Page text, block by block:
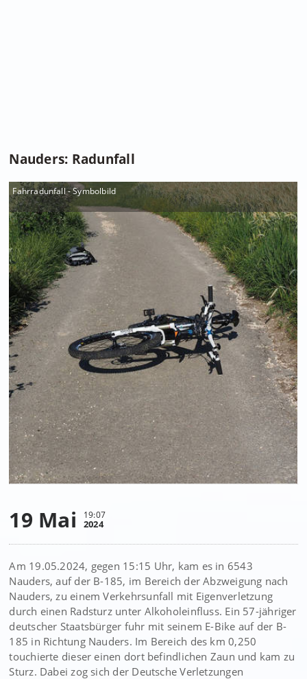
Nauders: Radunfall
Fahrradunfall - Symbolbild
19 Mai 19:07
2024
Am 19.05.2024, gegen 15:15 Uhr, kam es in 6543
Nauders, auf der B-185, im Bereich der Abzweigung nach
Nauders, zu einem Verkehrsunfall mit Eigenverletzung
durch einen Radsturz unter Alkoholeinfluss. Ein 57-jähriger
deutscher Staatsbürger fuhr mit seinem E-Bike auf der B-
185 in Richtung Nauders. Im Bereich des km 0,250
touchierte dieser einen dort befindlichen Zaun und kam zu
Sturz. Dabei zog sich der Deutsche Verletzungen